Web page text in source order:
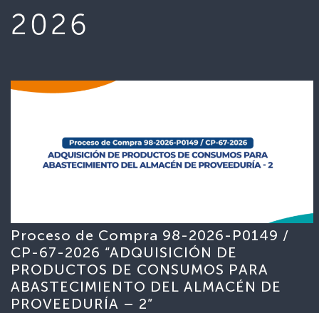
2026
Proceso de Compra 98-2026-P0149 /
CP-67-2026 “ADQUISICIÓN DE
PRODUCTOS DE CONSUMOS PARA
ABASTECIMIENTO DEL ALMACÉN DE
PROVEEDURÍA – 2”